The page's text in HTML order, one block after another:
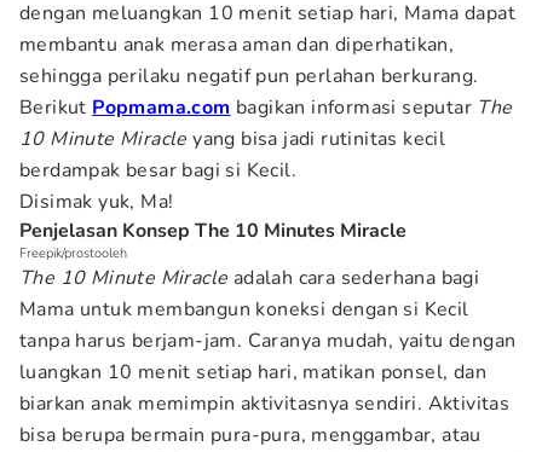
dengan meluangkan 10 menit setiap hari, Mama dapat
membantu anak merasa aman dan diperhatikan,
sehingga perilaku negatif pun perlahan berkurang.
Berikut Popmama.com bagikan informasi seputar The
10 Minute Miracle yang bisa jadi rutinitas kecil
berdampak besar bagi si Kecil.
Disimak yuk, Ma!
Penjelasan Konsep The 10 Minutes Miracle
Freepik/prostooleh
The 10 Minute Miracle adalah cara sederhana bagi
Mama untuk membangun koneksi dengan si Kecil
tanpa harus berjam-jam. Caranya mudah, yaitu dengan
luangkan 10 menit setiap hari, matikan ponsel, dan
biarkan anak memimpin aktivitasnya sendiri. Aktivitas
bisa berupa bermain pura-pura, menggambar, atau